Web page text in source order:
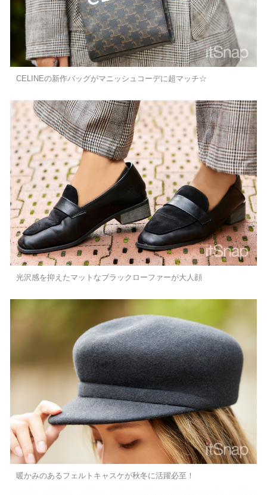
CELINEの新作バッグがマニッシュコーデに超マッチ☆
光沢感を抑えたマットなブラックローファーが大人顔
暖かみのあるフェルトキャスケが秋冬に活躍必至！